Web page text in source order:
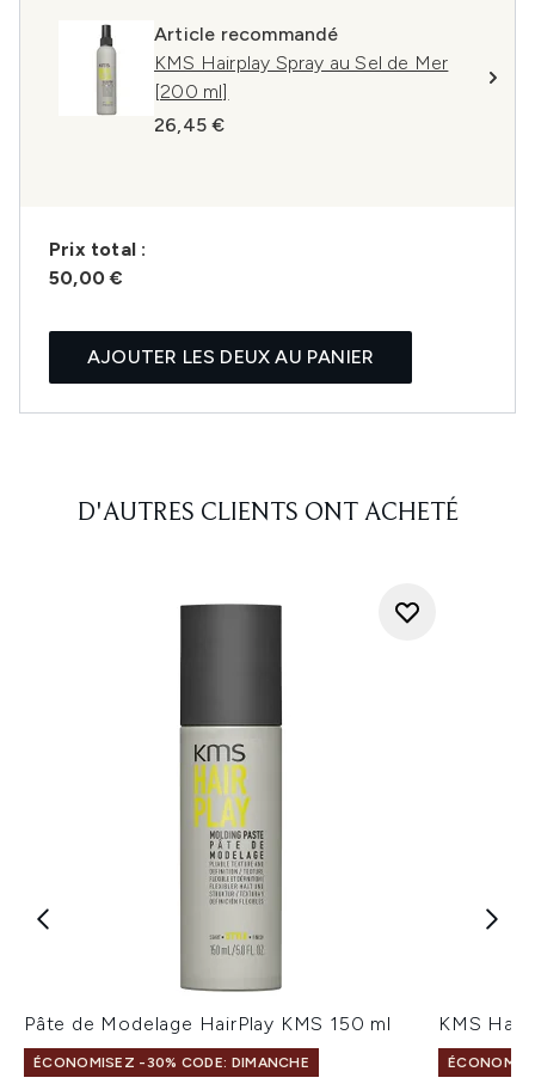
Article recommandé
KMS Hairplay Spray au Sel de Mer
[200 ml]
26,45 €
Prix ​​total :
50,00 €
AJOUTER LES DEUX AU PANIER
D'AUTRES CLIENTS ONT ACHETÉ
Pâte de Modelage HairPlay KMS 150 ml
ÉCONOMISEZ -30% CODE: DIMANCHE
KMS